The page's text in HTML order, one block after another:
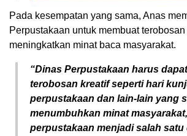
Pada kesempatan yang sama, Anas
Perpustakaan untuk membuat
meningkatkan minat baca masyarakat.
“Dinas Perpustakaan harus
terobosan kreatif seperti hari
perpustakaan dan lain-lain yang
menumbuhkan minat
perpustakaan menjadi salah